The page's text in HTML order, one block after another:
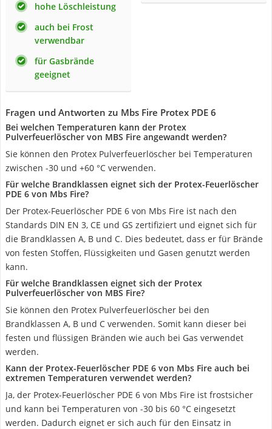
hohe Löschleistung
auch bei Frost
verwendbar
für Gasbrände
geeignet
Fragen und Antworten zu Mbs Fire Protex PDE 6
Bei welchen Temperaturen kann der Protex
Pulverfeuerlöscher von MBS Fire angewandt werden?
Sie können den Protex Pulverfeuerlöscher bei Temperaturen
zwischen -30 und +60 °C verwenden.
Für welche Brandklassen eignet sich der Protex-Feuerlöscher
PDE 6 von Mbs Fire?
Der Protex-Feuerlöscher PDE 6 von Mbs Fire ist nach den
Standards DIN EN 3, CE und GS zertifiziert und eignet sich für
die Brandklassen A, B und C. Dies bedeutet, dass er für Brände
von festen Stoffen, Flüssigkeiten und Gasen genutzt werden
kann.
Für welche Brandklassen eignet sich der Protex
Pulverfeuerlöscher von MBS Fire?
Sie können den Protex Pulverfeuerlöscher bei den
Brandklassen A, B und C verwenden. Somit kann dieser bei
festen und flüssigen Bränden wie auch bei Gas verwendet
werden.
Kann der Protex-Feuerlöscher PDE 6 von Mbs Fire auch bei
extremen Temperaturen verwendet werden?
Ja, der Protex-Feuerlöscher PDE 6 von Mbs Fire ist frostsicher
und kann bei Temperaturen von -30 bis 60 °C eingesetzt
werden. Dadurch eignet er sich auch für den Einsatz in